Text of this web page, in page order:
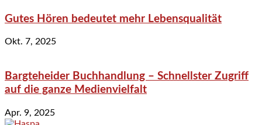
Gutes Hören bedeutet mehr Lebensqualität
Okt. 7, 2025
Bargteheider Buchhandlung – Schnellster Zugriff
auf die ganze Medienvielfalt
Apr. 9, 2025